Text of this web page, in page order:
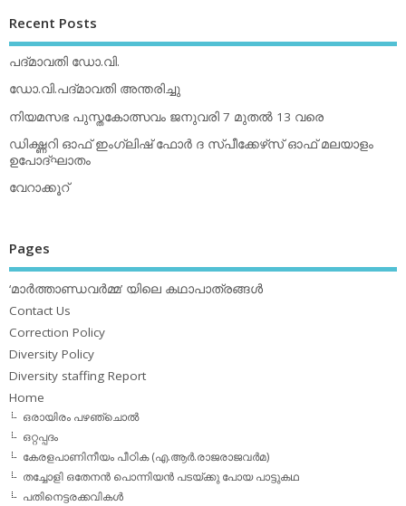
Recent Posts
പദ്മാവതി ഡോ.വി.
ഡോ.വി.പദ്മാവതി അന്തരിച്ചു
നിയമസഭ പുസ്തകോത്സവം ജനുവരി 7 മുതല്‍ 13 വരെ
ഡിക്ഷ്ണറി ഓഫ് ഇംഗ്ലിഷ് ഫോര്‍ ദ സ്പീക്കേഴ്‌സ് ഓഫ് മലയാളം
ഉപോദ്ഘാതം
വേറാക്കൂറ്
Pages
‘മാര്‍ത്താണ്ഡവര്‍മ്മ’ യിലെ കഥാപാത്രങ്ങള്‍
Contact Us
Correction Policy
Diversity Policy
Diversity staffing Report
Home
ഒരായിരം പഴഞ്ചൊല്‍
ഒറ്റപ്പദം
കേരളപാണിനീയം പീഠിക (എ.ആര്‍.രാജരാജവര്‍മ)
തച്ചോളി ഒതേനൻ പൊന്നിയൻ പടയ്‌ക്കു പോയ പാട്ടുകഥ
പതിനെട്ടരക്കവികള്‍